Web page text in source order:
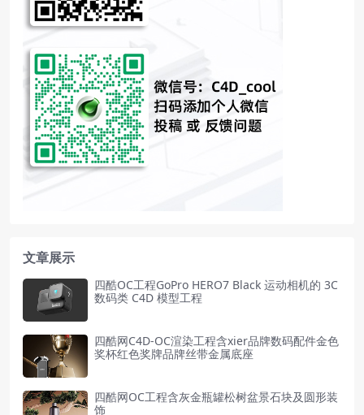
文章展示
四酷OC工程GoPro HERO7 Black 运动相机的 3C
数码类 C4D 模型工程
四酷网C4D-OC渲染工程含xier品牌数码配件金色
奖杯红色奖牌品牌丝带金属底座
四酷网OC工程含灰金瓶罐松树盆景石块及圆形装
饰